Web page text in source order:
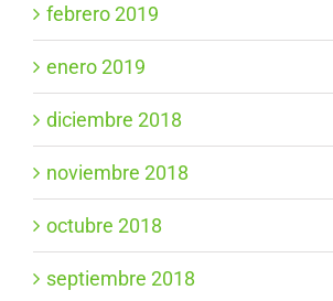
febrero 2019
enero 2019
diciembre 2018
noviembre 2018
octubre 2018
septiembre 2018